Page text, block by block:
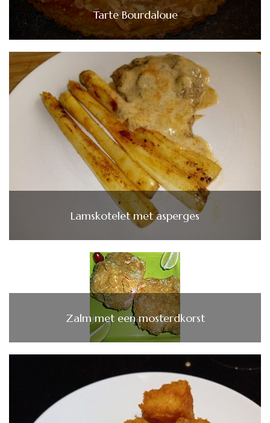
Tarte Bourdaloue
Lamskotelet met asperges
Zalm met een mosterdkorst